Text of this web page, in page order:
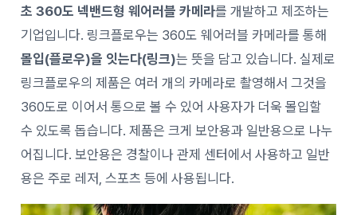
초 360도 넥밴드형 웨어러블 카메라를 개발하고 제조하는
기업입니다. 링크플로우는 360도 웨어러블 카메라를 통해
몰입(플로우)을 잇는다(링크)는 뜻을 담고 있습니다. 실제로
링크플로우의 제품은 여러 개의 카메라로 촬영해서 그것을
360도로 이어서 통으로 볼 수 있어 사용자가 더욱 몰입할
수 있도록 돕습니다. 제품은 크게 보안용과 일반용으로 나누
어집니다. 보안용은 경찰이나 관제 센터에서 사용하고 일반
용은 주로 레저, 스포츠 등에 사용됩니다.